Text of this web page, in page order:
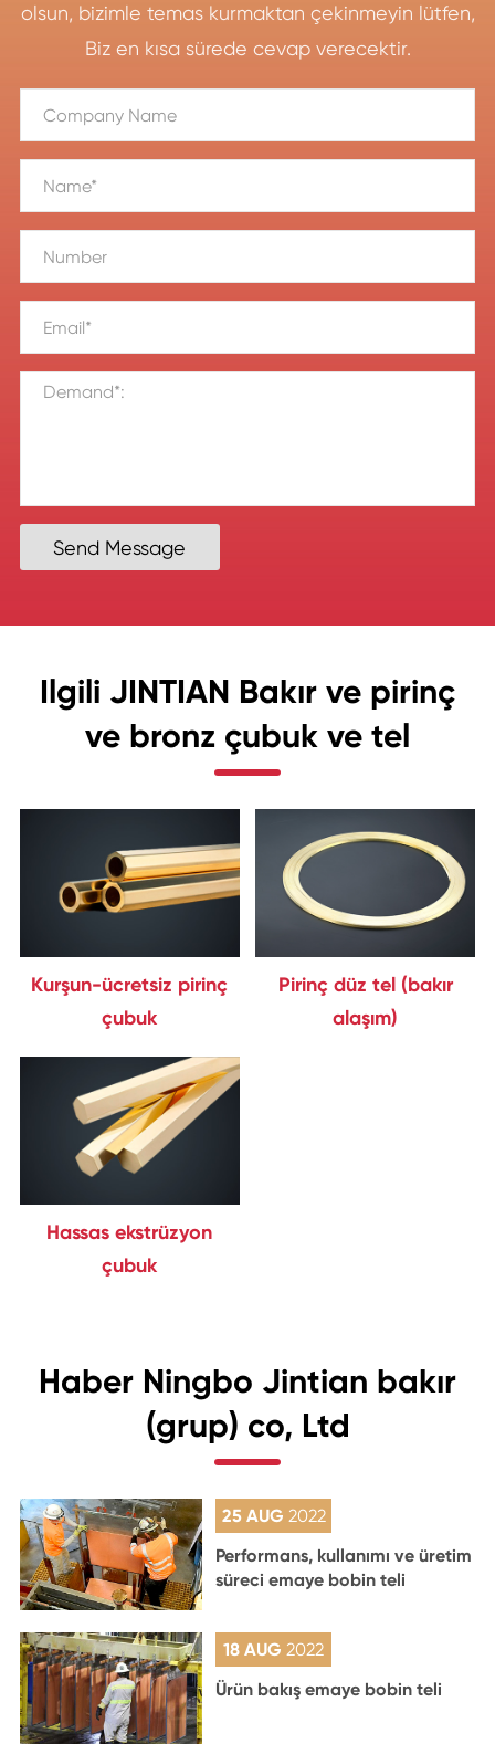
olsun, bizimle temas kurmaktan çekinmeyin lütfen,
Biz en kısa sürede cevap verecektir.
Send Message
Ilgili JINTIAN Bakır ve pirinç
ve bronz çubuk ve tel
Kurşun-ücretsiz pirinç
çubuk
Pirinç düz tel (bakır
alaşım)
Hassas ekstrüzyon
çubuk
Haber Ningbo Jintian bakır
(grup) co, Ltd
25 AUG 2022
Performans, kullanımı ve üretim
süreci emaye bobin teli
18 AUG2022
Ürün bakış emaye bobin teli